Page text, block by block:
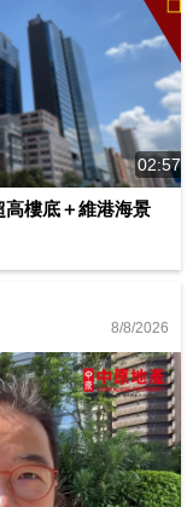
02:57
高樓底＋維港海景
8/8/2026